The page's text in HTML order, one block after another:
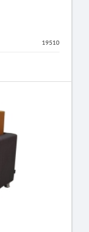
19510